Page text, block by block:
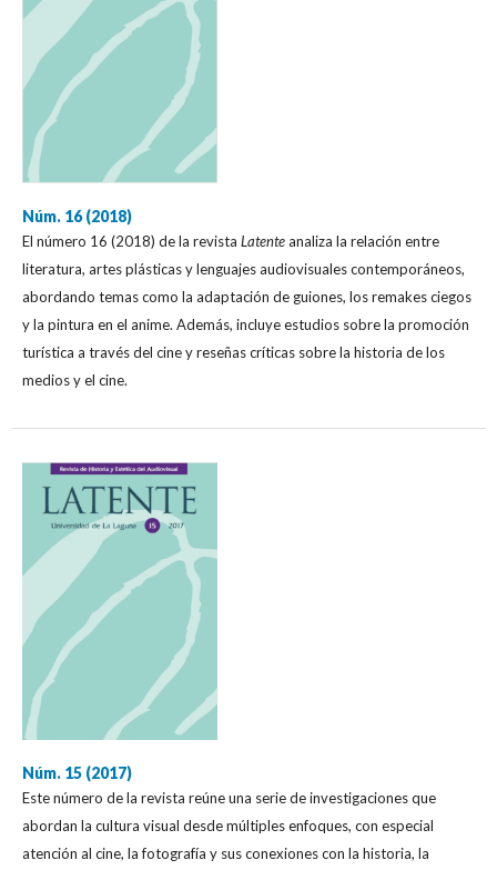
Núm. 16 (2018)
El número 16 (2018) de la revista Latenteanaliza la relación entre
literatura, artes plásticas y lenguajes audiovisuales contemporáneos,
abordando temas como la adaptación de guiones, los remakes ciegos
y la pintura en el anime. Además, incluye estudios sobre la promoción
turística a través del cine y reseñas críticas sobre la historia de los
medios y el cine.
Núm. 15 (2017)
Este número de la revista reúne una serie de investigaciones que
abordan la cultura visual desde múltiples enfoques, con especial
atención al cine, la fotografía y sus conexiones con la historia, la